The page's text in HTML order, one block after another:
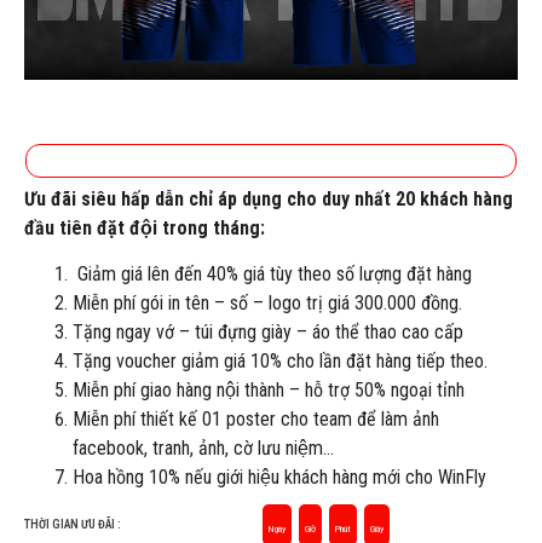
Ưu đãi siêu hấp dẫn chỉ áp dụng cho duy nhất 20 khách hàng
đầu tiên đặt đội trong tháng:
Giảm giá lên đến 40% giá tùy theo số lượng đặt hàng
Miễn phí gói in tên – số – logo trị giá 300.000 đồng.
Tặng ngay vớ – túi đựng giày – áo thể thao cao cấp
Tặng voucher giảm giá 10% cho lần đặt hàng tiếp theo.
Miễn phí giao hàng nội thành – hỗ trợ 50% ngoại tỉnh
Miễn phí thiết kế 01 poster cho team để làm ảnh
facebook, tranh, ảnh, cờ lưu niệm…
Hoa hồng 10% nếu giới hiệu khách hàng mới cho WinFly
THỜI GIAN ƯU ĐÃI : Ngày Giờ Phút Giây